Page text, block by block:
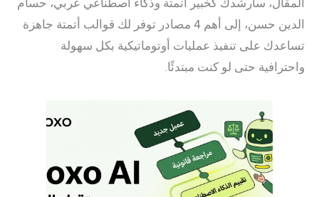
الدين حسن، إلى أهم 4 مصادر توفر لك قوالب أتمتة جاهزة
على تنفيذ عمليات أوتوماتيكية بكل سهولة
حتى لو كنت مبتدئًا.